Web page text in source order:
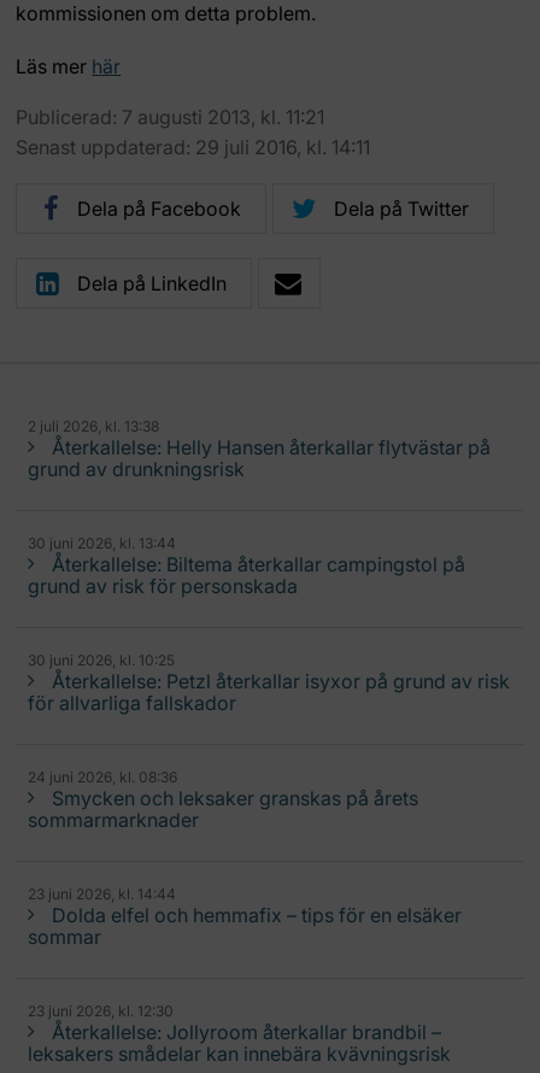
kommissionen om detta problem.
Läs mer här
Publicerad: 7 augusti 2013, kl. 11:21
Senast uppdaterad: 29 juli 2016, kl. 14:11
Dela på Facebook Dela på Twitter
Dela på LinkedIn
2 juli 2026, kl. 13:38
Återkallelse: Helly Hansen återkallar flytvästar på
grund av drunkningsrisk
30 juni 2026, kl. 13:44
Återkallelse: Biltema återkallar campingstol på
grund av risk för personskada
30 juni 2026, kl. 10:25
Återkallelse: Petzl återkallar isyxor på grund av risk
för allvarliga fallskador
24 juni 2026, kl. 08:36
Smycken och leksaker granskas på årets
sommarmarknader
23 juni 2026, kl. 14:44
Dolda elfel och hemmafix – tips för en elsäker
sommar
23 juni 2026, kl. 12:30
Återkallelse: Jollyroom återkallar brandbil –
leksakers smådelar kan innebära kvävningsrisk